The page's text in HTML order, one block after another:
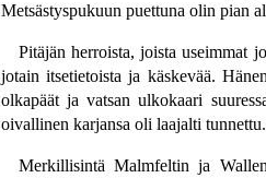
Metsästyspukuun puettuna olin pian
Pitäjän herroista, joista useimmat
jotain itsetietoista ja käskevää.
olkapäät ja vatsan ulkokaari
oivallinen karjansa oli laajalti tunnettu.
Merkillisintä Malmfeltin ja